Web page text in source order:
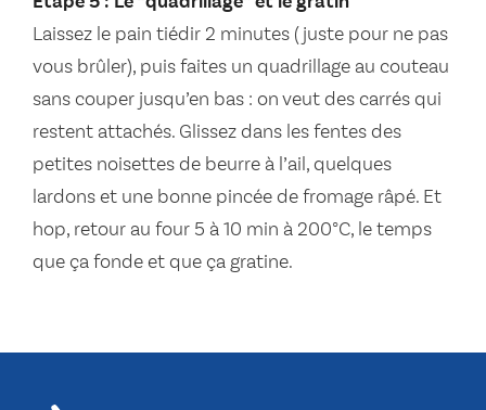
Laissez le pain tiédir 2 minutes (juste pour ne pas
vous brûler), puis faites un quadrillage au couteau
sans couper jusqu’en bas : on veut des carrés qui
restent attachés. Glissez dans les fentes des
petites noisettes de beurre à l’ail, quelques
lardons et une bonne pincée de fromage râpé. Et
hop, retour au four 5 à 10 min à 200°C, le temps
que ça fonde et que ça gratine.